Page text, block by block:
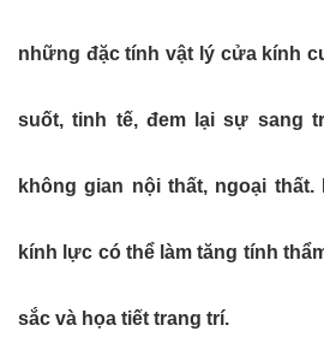
những đặc tính vật lý cửa kính
suốt, tinh tế, đem lại sự sang
không gian nội thất, ngoại
kính lực có thể làm tăng tính
sắc và họa tiết trang trí.